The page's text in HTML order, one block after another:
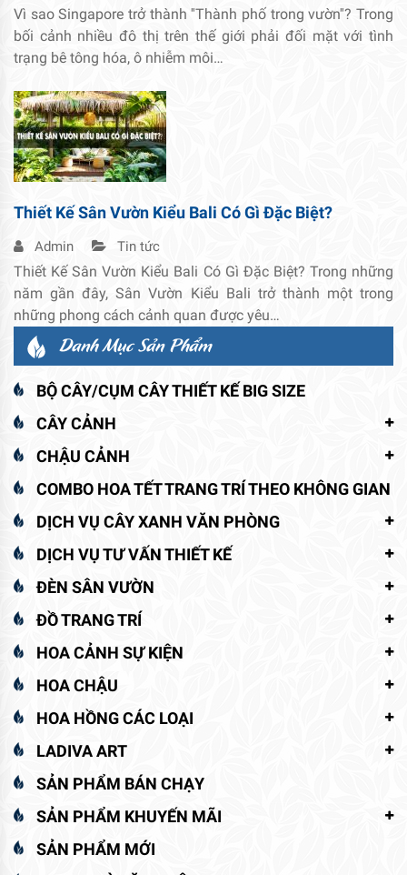
Vì sao Singapore trở thành ''Thành phố trong vườn''? Trong
bối cảnh nhiều đô thị trên thế giới phải đối mặt với tình
trạng bê tông hóa, ô nhiễm môi…
Thiết Kế Sân Vườn Kiểu Bali Có Gì Đặc Biệt?
Admin Tin tức
Thiết Kế Sân Vườn Kiểu Bali Có Gì Đặc Biệt? Trong những
năm gần đây, Sân Vườn Kiểu Bali trở thành một trong
những phong cách cảnh quan được yêu…
Danh Mục Sản Phẩm
BỘ CÂY/CỤM CÂY THIẾT KẾ BIG SIZE
CÂY CẢNH
CHẬU CẢNH
COMBO HOA TẾT TRANG TRÍ THEO KHÔNG GIAN
DỊCH VỤ CÂY XANH VĂN PHÒNG
DỊCH VỤ TƯ VẤN THIẾT KẾ
ĐÈN SÂN VƯỜN
ĐỒ TRANG TRÍ
HOA CẢNH SỰ KIỆN
HOA CHẬU
HOA HỒNG CÁC LOẠI
LADIVA ART
SẢN PHẨM BÁN CHẠY
SẢN PHẨM KHUYẾN MÃI
SẢN PHẨM MỚI